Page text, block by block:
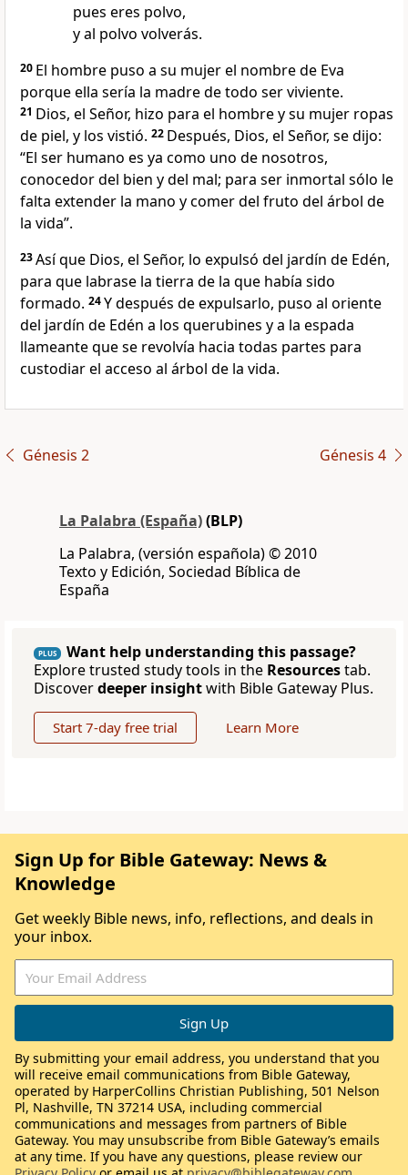
pues eres polvo,
y al polvo volverás.
20 El hombre puso a su mujer el nombre de Eva
porque ella sería la madre de todo ser viviente.
21 Dios, el Señor, hizo para el hombre y su mujer ropas
de piel, y los vistió. 22 Después, Dios, el Señor, se dijo:
“El ser humano es ya como uno de nosotros,
conocedor del bien y del mal; para ser inmortal sólo le
falta extender la mano y comer del fruto del árbol de
la vida”.
23Así que Dios, el Señor, lo expulsó del jardín de Edén,
para que labrase la tierra de la que había sido
formado. 24Y después de expulsarlo, puso al oriente
del jardín de Edén a los querubines y a la espada
llameante que se revolvía hacia todas partes para
custodiar el acceso al árbol de la vida.
Génesis 2 Génesis 4
La Palabra (España)(BLP)
La Palabra, (versión española) © 2010
Texto y Edición, Sociedad Bíblica de
España
PLUS
Want help understanding this passage?
Explore trusted study tools in the Resourcestab.
Discoverdeeper insightwith Bible Gateway Plus.
Start 7-day free trial Learn More
Sign Up for Bible Gateway: News &
Knowledge
Get weekly Bible news, info, reflections, and deals in
your inbox.
By submitting your email address, you understand that you
will receive email communications from Bible Gateway,
operated by HarperCollins Christian Publishing, 501 Nelson
Pl, Nashville, TN 37214 USA, including commercial
communications and messages from partners of Bible
Gateway. You may unsubscribe from Bible Gateway’s emails
at any time. If you have any questions, please review our